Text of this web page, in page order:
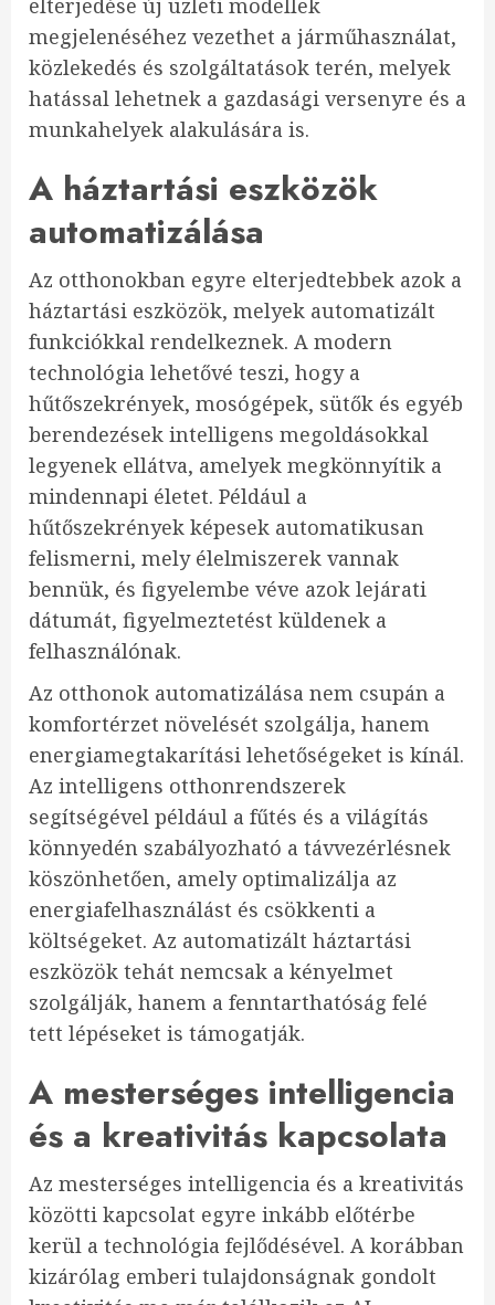
elterjedése új üzleti modellek
megjelenéséhez vezethet a járműhasználat,
közlekedés és szolgáltatások terén, melyek
hatással lehetnek a gazdasági versenyre és a
munkahelyek alakulására is.
A háztartási eszközök
automatizálása
Az otthonokban egyre elterjedtebbek azok a
háztartási eszközök, melyek automatizált
funkciókkal rendelkeznek. A modern
technológia lehetővé teszi, hogy a
hűtőszekrények, mosógépek, sütők és egyéb
berendezések intelligens megoldásokkal
legyenek ellátva, amelyek megkönnyítik a
mindennapi életet. Például a
hűtőszekrények képesek automatikusan
felismerni, mely élelmiszerek vannak
bennük, és figyelembe véve azok lejárati
dátumát, figyelmeztetést küldenek a
felhasználónak.
Az otthonok automatizálása nem csupán a
komfortérzet növelését szolgálja, hanem
energiamegtakarítási lehetőségeket is kínál.
Az intelligens otthonrendszerek
segítségével például a fűtés és a világítás
könnyedén szabályozható a távvezérlésnek
köszönhetően, amely optimalizálja az
energiafelhasználást és csökkenti a
költségeket. Az automatizált háztartási
eszközök tehát nemcsak a kényelmet
szolgálják, hanem a fenntarthatóság felé
tett lépéseket is támogatják.
A mesterséges intelligencia
és a kreativitás kapcsolata
Az mesterséges intelligencia és a kreativitás
közötti kapcsolat egyre inkább előtérbe
kerül a technológia fejlődésével. A korábban
kizárólag emberi tulajdonságnak gondolt